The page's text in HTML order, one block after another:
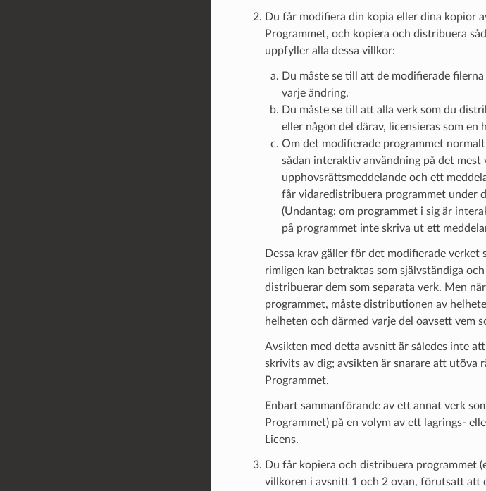
Du får modifiera din kopia eller dina kopior
Programmet, och kopiera och distribuera
uppfyller alla dessa villkor:
Du måste se till att de modifierade
varje ändring.
Du måste se till att alla verk som du
eller någon del därav, licensieras som
Om det modifierade programmet
sådan interaktiv användning på det
upphovsrättsmeddelande och ett
får vidaredistribuera programmet under
(Undantag: om programmet i sig är
på programmet inte skriva ut ett
Dessa krav gäller för det modifierade
rimligen kan betraktas som självständiga
distribuerar dem som separata verk. Men
programmet, måste distributionen av
helheten och därmed varje del oavsett vem
Avsikten med detta avsnitt är således inte
skrivits av dig; avsikten är snarare att utöva
Programmet.
Enbart sammanförande av ett annat verk
Programmet) på en volym av ett lagrings-
Licens.
Du får kopiera och distribuera programmet
villkoren i avsnitt 1 och 2 ovan, förutsatt att